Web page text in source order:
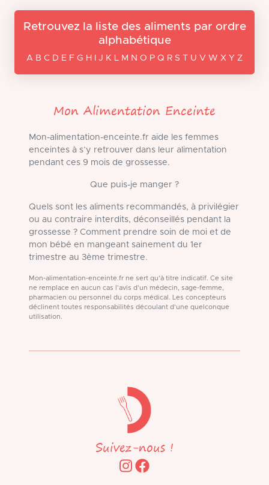
Retrouvez la liste des aliments par ordre
alphabétique
A B C D E F G H I J K L M N O P Q R S T U V W X Y Z
Mon Alimentation Enceinte
Mon-alimentation-enceinte.fr aide les femmes
enceintes à s’y retrouver dans leur alimentation
pendant ces 9 mois de grossesse.
Que puis-je manger ?
Quels sont les aliments recommandés, à privilégier
ou au contraire interdits, déconseillés pendant la
grossesse ? Comment prendre soin de moi et de
mon bébé en mangeant sainement du 1er
trimestre au 3ème trimestre.
Mon-alimentation-enceinte.fr ne sert qu'à titre indicatif. Ce site
ne remplace en aucun cas l'avis d'un médecin, sage-femme,
pharmacien ou personnel du corps médical. Les concepteurs
déclinent toutes responsabilités découlant d'une quelconque
utilisation.
Suivez-nous !